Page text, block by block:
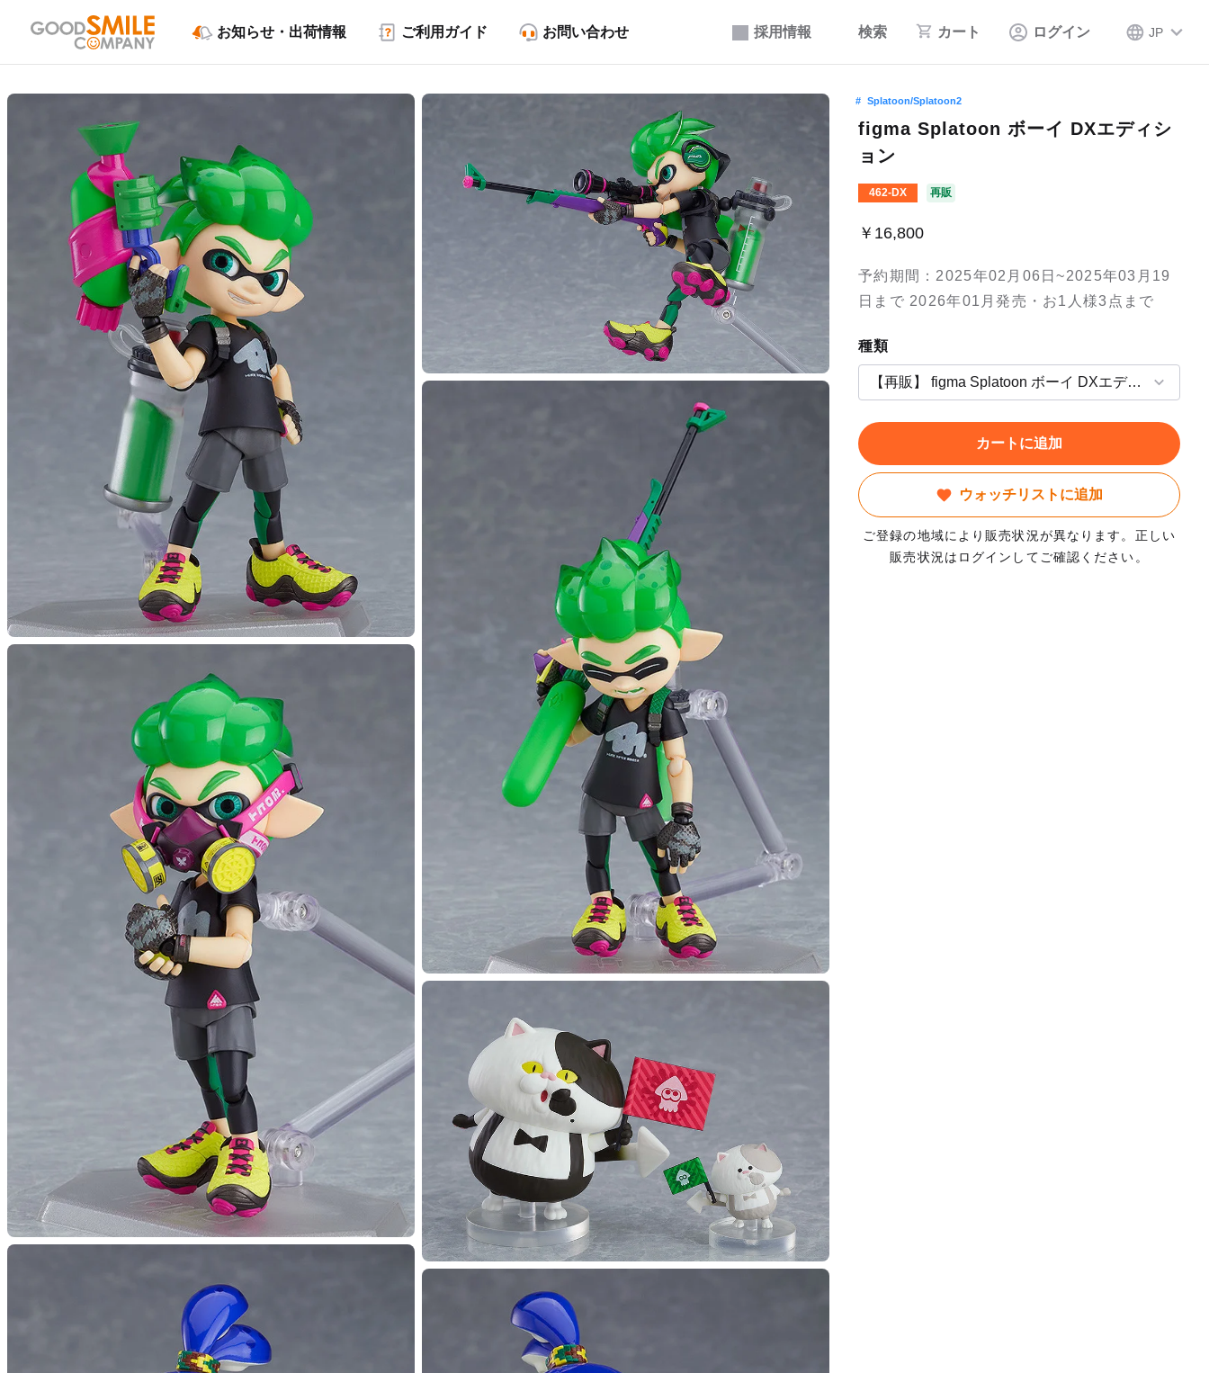
採用情報 検索 カート ログイン JP
お知らせ・出荷情報 ご利用ガイド お問い合わせ
Splatoon/Splatoon2
figma Splatoon ボーイ DXエディシ
ョン
462-DX 再販
￥16,800
予約期間：2025年02月06日~2025年03月19
日まで 2026年01月発売・お1人様3点まで
種類
カートに追加
ウォッチリストに追加
ご登録の地域により販売状況が異なります。正しい
販売状況はログインしてご確認ください。